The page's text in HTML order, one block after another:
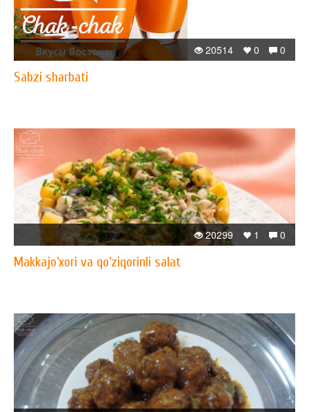
0
0
20514
Sabzi sharbati
0
1
20299
Makkajo‘xori va qo‘ziqorinli salat